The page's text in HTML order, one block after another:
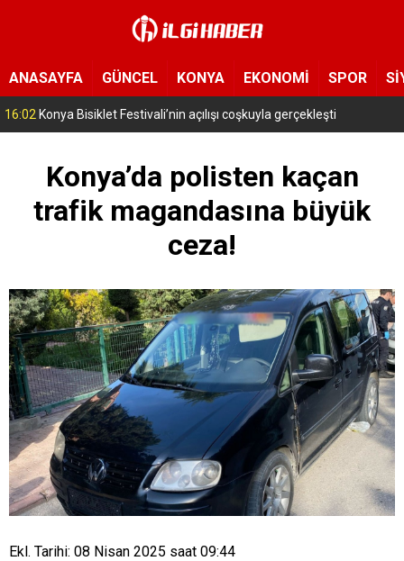
ANASAYFA GÜNCEL KONYA EKONOMİ SPOR
16:02 Konya Bisiklet Festivali’nin açılışı coşkuyla gerçekleşti
Konya’da polisten kaçan
trafik magandasına büyük
ceza!
Ekl. Tarihi: 08 Nisan 2025 saat 09:44